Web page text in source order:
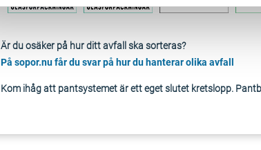
Är du osäker på hur ditt avfall ska sorteras?
På sopor.nu får du svar på hur du hanterar olika avfall
Kom ihåg att pantsystemet är ett eget slutet kretslopp.